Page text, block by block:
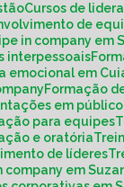
Cursos de
de
in company em
interpessoais
emocional em
Formação
em público
para equipes
e oratória
de líderes
company em